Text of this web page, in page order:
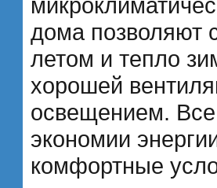
дома позволяют
летом и тепло
хорошей
освещением. Все
экономии
комфортные